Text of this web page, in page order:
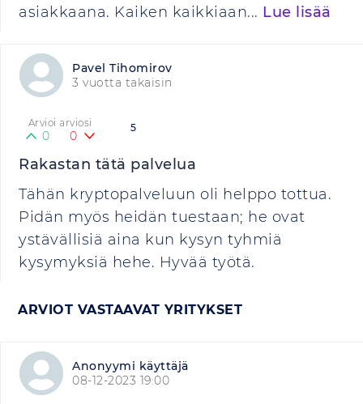
asiakkaana. Kaiken kaikkiaan... Lue lisää
Pavel Tihomirov
3 vuotta takaisin
5
Arvioi arviosi
0 0
Rakastan tätä palvelua
Tähän kryptopalveluun oli helppo tottua.
Pidän myös heidän tuestaan; he ovat
ystävällisiä aina kun kysyn tyhmiä
kysymyksiä hehe. Hyvää työtä.
ARVIOT VASTAAVAT YRITYKSET
Anonyymi käyttäjä
08-12-2023 19:00